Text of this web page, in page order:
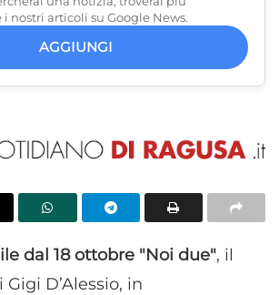
nostri articoli su Google News.
AGGIUNGI
dal 18 ottobre "Noi due", il
D’Alessio, in